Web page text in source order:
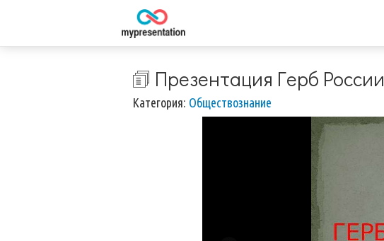
🗊 Презентация Герб России
Категория: Обществознание